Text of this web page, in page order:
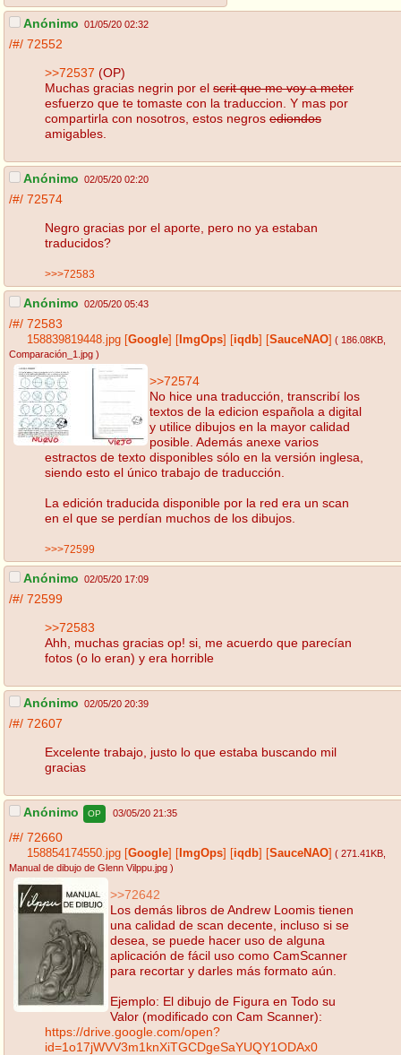
Anónimo 01/05/20 02:32
/#/ 72552
>>72537 (OP)
Muchas gracias negrin por el scrit que me voy a meter
esfuerzo que te tomaste con la traduccion. Y mas por
compartirla con nosotros, estos negros ediondos
amigables.
Anónimo 02/05/20 02:20
/#/ 72574
Negro gracias por el aporte, pero no ya estaban
traducidos?
>>>72583
Anónimo 02/05/20 05:43
/#/ 72583
158839819448.jpg Google ImgOps iqdb SauceNAO ( 186.08KB
Comparación_1.jpg )
>>72574
No hice una traducción, transcribí los
textos de la edicion española a digital
y utilice dibujos en la mayor calidad
posible. Además anexe varios
estractos de texto disponibles sólo en la versión inglesa,
siendo esto el único trabajo de traducción.
La edición traducida disponible por la red era un scan
en el que se perdían muchos de los dibujos.
>>>72599
Anónimo 02/05/20 17:09
/#/ 72599
>>72583
Ahh, muchas gracias op! si, me acuerdo que parecían
fotos (o lo eran) y era horrible
Anónimo 02/05/20 20:39
/#/ 72607
Excelente trabajo, justo lo que estaba buscando mil
gracias
Anónimo OP 03/05/20 21:35
/#/ 72660
158854174550.jpg Google ImgOps iqdb SauceNAO ( 271.41KB
Manual de dibujo de Glenn Vilppu.jpg )
>>72642
Los demás libros de Andrew Loomis tienen
una calidad de scan decente, incluso si se
desea, se puede hacer uso de alguna
aplicación de fácil uso como CamScanner
para recortar y darles más formato aún.
Ejemplo: El dibujo de Figura en Todo su
Valor (modificado con Cam Scanner):
https://drive.google.com/open?
id=1o17jWVV3m1knXiTGCDgeSaYUQY1ODAx0